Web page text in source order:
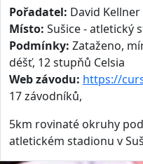
Pořadatel: David Kellner
Místo: Sušice - atletický
Podmínky: Zataženo,
déšť, 12 stupňů Celsia
Web závodu: https://
17 závodníků,
5km rovinaté okruhy
atletickém stadionu v